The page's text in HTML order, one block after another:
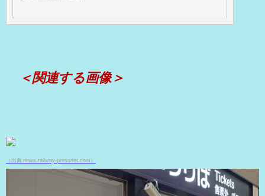
＜関連する画像＞
（出典 news.railway-pressnet.com）